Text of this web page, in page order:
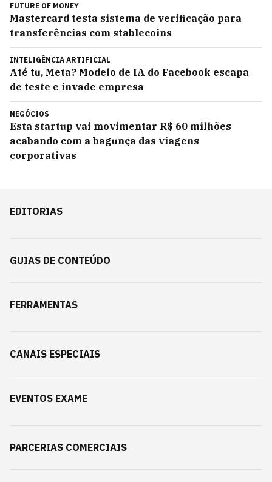
FUTURE OF MONEY
Mastercard testa sistema de verificação para
transferências com stablecoins
INTELIGÊNCIA ARTIFICIAL
Até tu, Meta? Modelo de IA do Facebook escapa
de teste e invade empresa
NEGÓCIOS
Esta startup vai movimentar R$ 60 milhões
acabando com a bagunça das viagens
corporativas
EDITORIAS
GUIAS DE CONTEÚDO
FERRAMENTAS
CANAIS ESPECIAIS
EVENTOS EXAME
PARCERIAS COMERCIAIS